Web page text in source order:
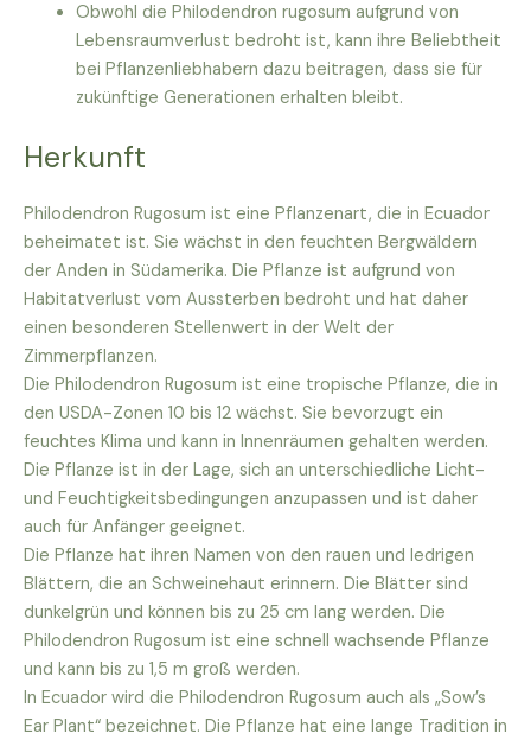
Obwohl die Philodendron rugosum aufgrund von
Lebensraumverlust bedroht ist, kann ihre Beliebtheit
bei Pflanzenliebhabern dazu beitragen, dass sie für
zukünftige Generationen erhalten bleibt.
Herkunft
Philodendron Rugosum ist eine Pflanzenart, die in Ecuador
beheimatet ist. Sie wächst in den feuchten Bergwäldern
der Anden in Südamerika. Die Pflanze ist aufgrund von
Habitatverlust vom Aussterben bedroht und hat daher
einen besonderen Stellenwert in der Welt der
Zimmerpflanzen.
Die Philodendron Rugosum ist eine tropische Pflanze, die in
den USDA-Zonen 10 bis 12 wächst. Sie bevorzugt ein
feuchtes Klima und kann in Innenräumen gehalten werden.
Die Pflanze ist in der Lage, sich an unterschiedliche Licht-
und Feuchtigkeitsbedingungen anzupassen und ist daher
auch für Anfänger geeignet.
Die Pflanze hat ihren Namen von den rauen und ledrigen
Blättern, die an Schweinehaut erinnern. Die Blätter sind
dunkelgrün und können bis zu 25 cm lang werden. Die
Philodendron Rugosum ist eine schnell wachsende Pflanze
und kann bis zu 1,5 m groß werden.
In Ecuador wird die Philodendron Rugosum auch als „Sow’s
Ear Plant“ bezeichnet. Die Pflanze hat eine lange Tradition in